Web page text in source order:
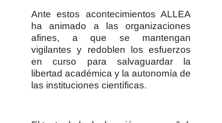
Ante estos acontecimientos ALLEA
ha animado a las organizaciones
afines, a que se mantengan
vigilantes y redoblen los esfuerzos
en curso para salvaguardar la
libertad académica y la autonomía de
las instituciones científicas.